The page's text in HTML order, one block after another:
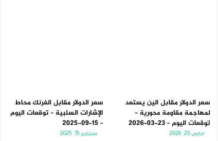
سعر الدولار مقابل الين يستعد
لمهاجمة مقاومة محورية –
توقعات اليوم – 23-03-2026
مارس 23, 2026
سعر الدولار مقابل الفرنك محاط
الإشارات السلبية – توقعات اليوم
– 15-09-2025
سبتمبر 15, 2025